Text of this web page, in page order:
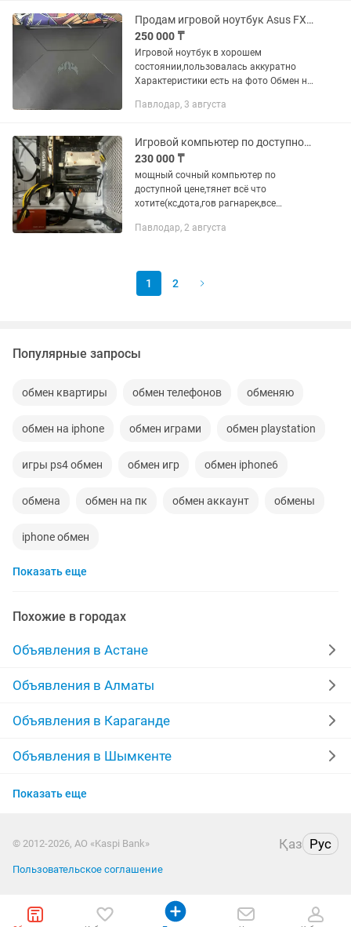
Продам игровой ноутбук Asus FX506L
250 000 ₸
Игровой ноутбук в хорошем
состоянии,пользовалась аккуратно
Характеристики есть на фото Обмен не
Павлодар, 3 августа
Игровой компьютер по доступной цене
230 000 ₸
мощный сочный компьютер по
доступной цене,тянет всё что
хотите(кс,дота,гов рагнарек,все
без лагов и фризов,также все офисные
Павлодар, 2 августа
1 2
Популярные запросы
обмен квартиры обмен телефонов обменяю
обмен на iphone обмен играми обмен playstation
игры ps4 обмен обмен игр обмен iphone6
обмена обмен на пк обмен аккаунт обмены
iphone обмен
Показать еще
Похожие в городах
Объявления в Астане
Объявления в Алматы
Объявления в Караганде
Объявления в Шымкенте
Объявления в Усть-Каменогорске
Объявления в Костанае
Показать еще
© 2012-2026, АО «Kaspi Bank» Қаз Рус
Пользовательское соглашение